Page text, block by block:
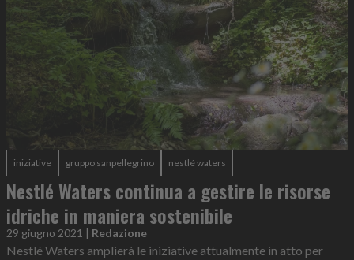
iniziative gruppo sanpellegrino nestlé waters
Nestlé Waters continua a gestire le risorse
idriche in maniera sostenibile
29 giugno 2021 | Redazione
Nestlé Waters amplierà le iniziative attualmente in atto per